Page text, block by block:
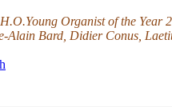
Organist of the Year
Alain Bard, Didier Conus,